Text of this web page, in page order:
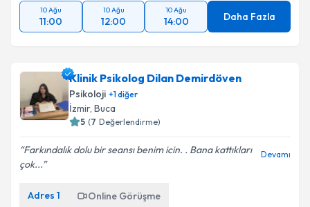
10 Ağu
11:00
10 Ağu
12:00
10 Ağu
14:00 Daha Fazla
Klinik Psikolog Dilan Demirdöven
Psikoloji +1diğer
İzmir, Buca
5 (7 Değerlendirme)
Farkındalık dolu bir seansı benim icin. . Bana kattıkları
çok...
Devamı
Adres 1 Online Görüşme